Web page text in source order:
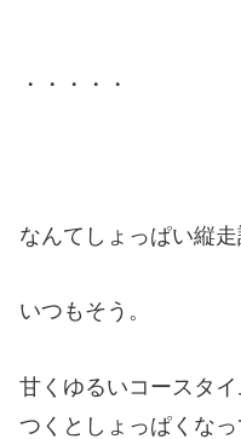
・・・・・
なんてしょっぱい縦走
いつもそう。
甘くゆるいコースタ
つくとしょっぱくなっ